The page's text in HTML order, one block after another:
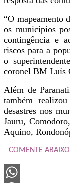
“O mapeamento
os municípios
contingência e
riscos para a
o
coronel BM Luís
Além de
também
desastres nos
Jauru,
Aquino,
COMENTE